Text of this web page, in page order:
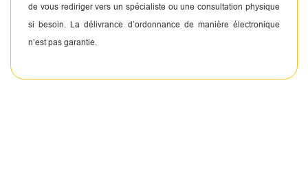
de vous rediriger vers un spécialiste ou une consultation physique
si besoin. La délivrance d’ordonnance de manière électronique
n’est pas garantie.